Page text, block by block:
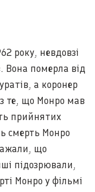
року, невдовзі
Вона померла від
а коронер
те, що Монро мав
прийнятих
смерть Монро
що
підозрювали,
Монро у фільмі